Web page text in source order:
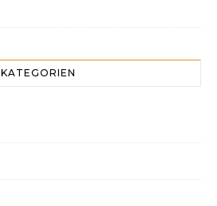
KATEGORIEN